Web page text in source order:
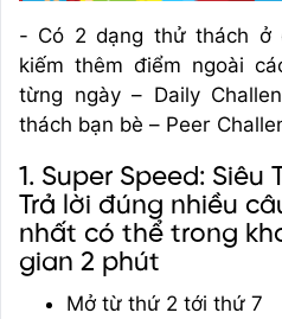
- Có 2 dạng thử thách ở
kiếm thêm điểm ngoài
từng ngày – Daily
thách bạn bè – Peer
1. Super Speed: Siêu
Trả lời đúng nhiều
nhất có thể trong
gian 2 phút
Mở từ thứ 2 tới thứ 7